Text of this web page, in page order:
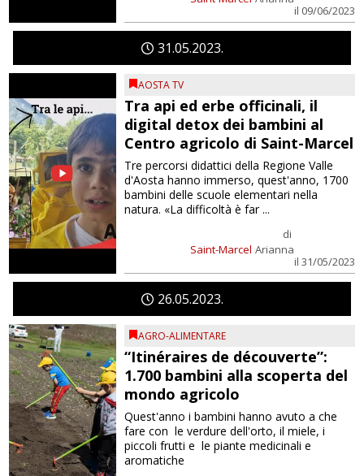
il 09/06/2023
31 05 2023
AOSTA TV
Tra api ed erbe officinali, il
digital detox dei bambini al
Centro agricolo di Saint-Marcel
Saint-Marcel
di
Arianna
il 31/05/2023
Tre percorsi didattici della Regione Valle
d'Aosta hanno immerso, quest'anno, 1700
bambini delle scuole elementari nella
natura. «La difficoltà è far ...
2605 2023
AGRO-ALIMENTARE
“Itinéraires de découverte”:
1.700 bambini alla scoperta del
mondo agricolo
Quest'anno i bambini hanno avuto a che
fare con le verdure dell'orto, il miele, i
piccoli frutti e le piante medicinali e
aromatiche